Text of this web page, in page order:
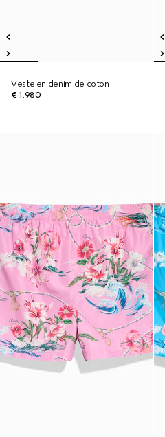
Veste en denim de coton
€ 1.980